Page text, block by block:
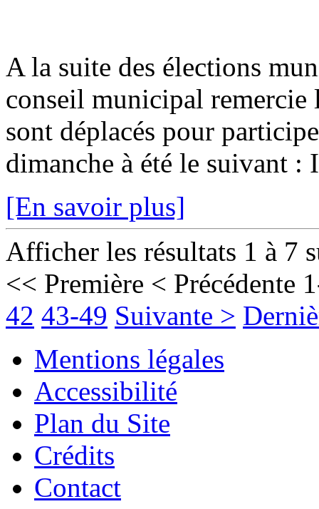
A la suite des élections
conseil municipal remercie
sont déplacés pour
dimanche à été le suivant :
[En savoir plus]
Afficher les résultats 1 à 7
<< Première < Précédente
42 43-49 Suivante >
Mentions légales
Accessibilité
Plan du Site
Crédits
Contact